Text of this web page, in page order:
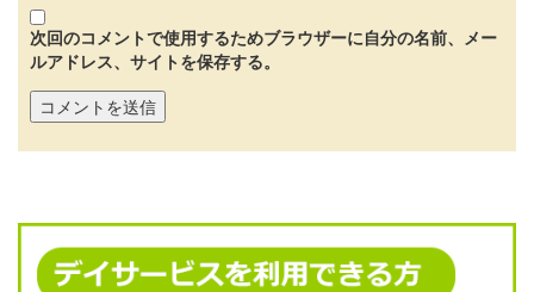
次回のコメントで使用するためブラウザーに自分の名前、メー
ルアドレス、サイトを保存する。